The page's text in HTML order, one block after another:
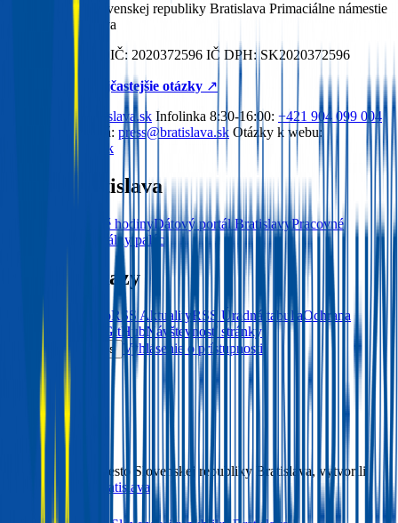
Hlavné mesto Slovenskej republiky Bratislava Primaciálne námestie
1 814 99 Bratislava
IČO: 00603481 DIČ: 2020372596 IČ DPH: SK2020372596
Odpovede na najčastejšie otázky ↗︎
info@bratislava.sk Infolinka 8:30-16:00: +421 904 099 004
Kontakt pre médiá: press@bratislava.sk Otázky k webu:
web@bratislava.sk
Mesto Bratislava
Kontakty a úradné hodinyDátový portál BratislavyPracovné
Primaciálny palác
Rýchle odkazy
Bratislavské kontoRSS AktualityRSS Úradná tabuľaOchrana
osobných údajov
GitHubNávštevnosť stránky
Nastavenia cookies Vyhlásenie o prístupnosti
English
Slovensky
© 2026 Hlavné mesto Slovenskej republiky Bratislava, vytvorili
Inovácie mesta Bratislava